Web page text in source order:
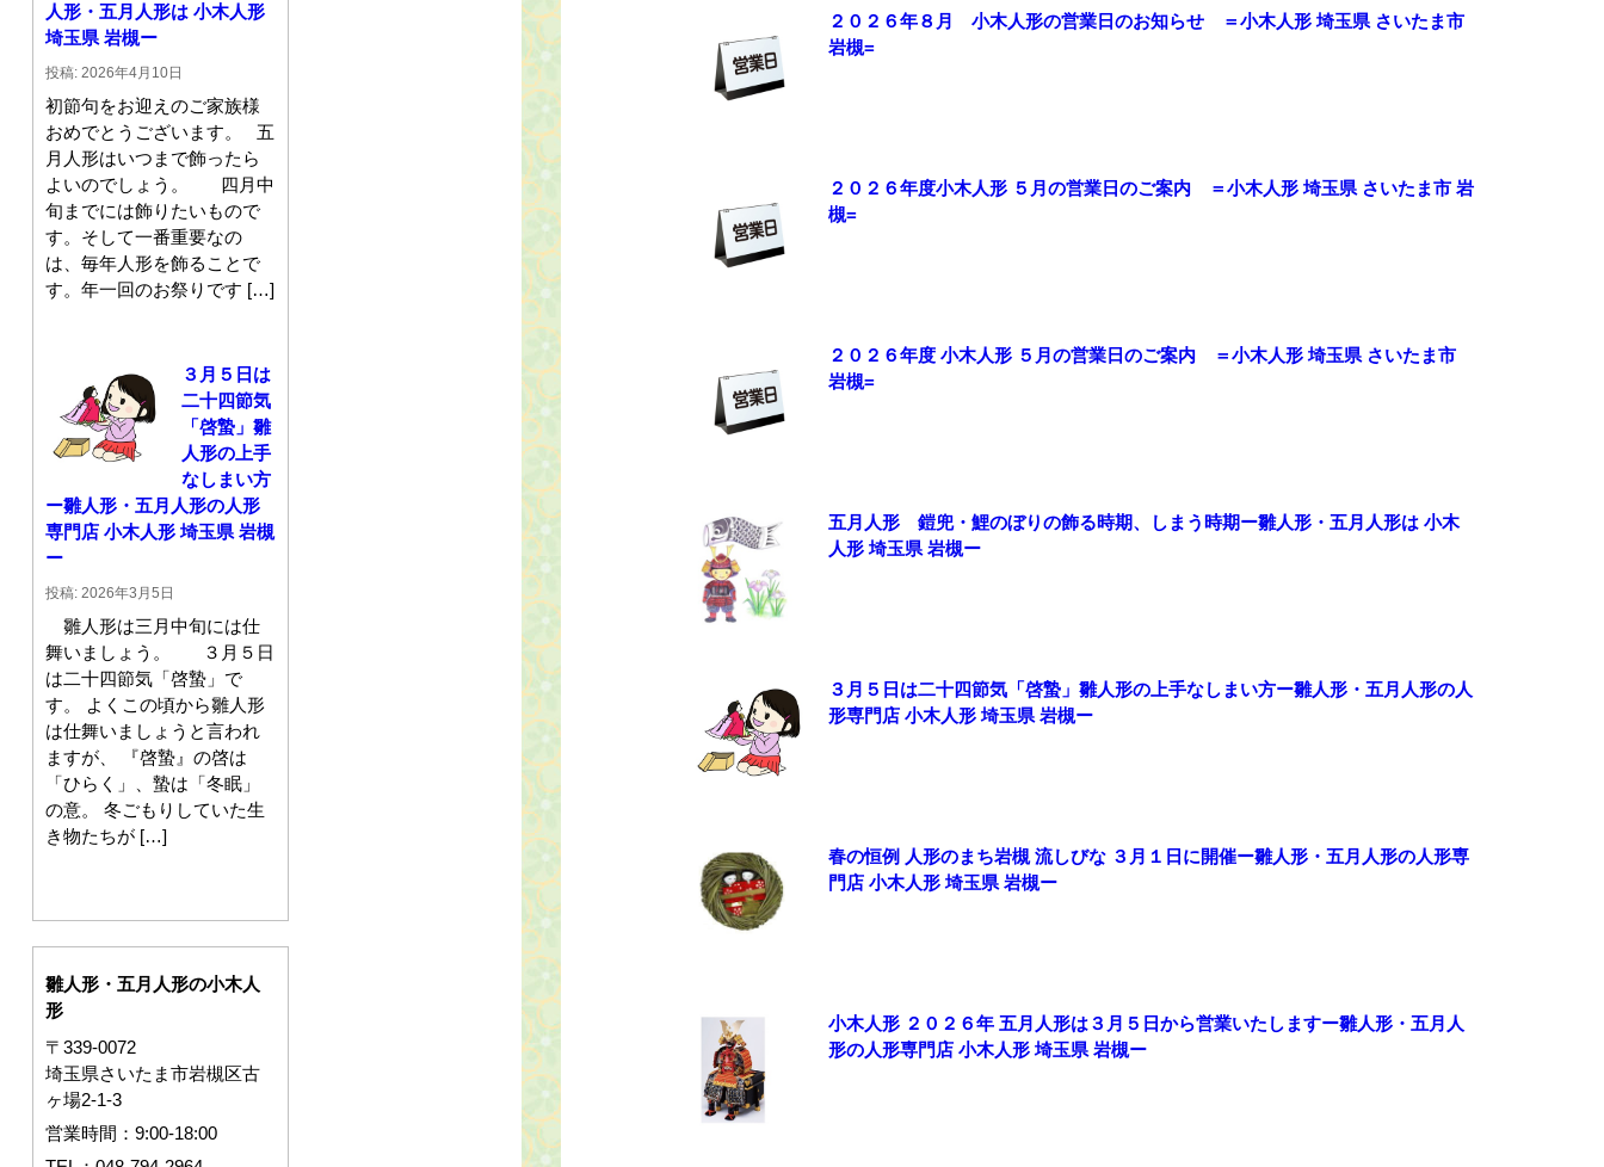
人形・五月人形は 小木人形
埼玉県 岩槻ー
投稿: 2026年4月10日
初節句をお迎えのご家族様
おめでとうございます。 五
月人形はいつまで飾ったら
よいのでしょう。 四月中
旬までには飾りたいもので
す。そして一番重要なの
は、毎年人形を飾ることで
す。年一回のお祭りです […]
３月５日は
二十四節気
「啓蟄」雛
人形の上手
なしまい方
ー雛人形・五月人形の人形
専門店 小木人形 埼玉県 岩槻
ー
投稿: 2026年3月5日
雛人形は三月中旬には仕
舞いましょう。 ３月５日
は二十四節気「啓蟄」で
す。 よくこの頃から雛人形
は仕舞いましょうと言われ
ますが、 『啓蟄』の啓は
「ひらく」、蟄は「冬眠」
の意。 冬ごもりしていた生
き物たちが […]
雛人形・五月人形の小木人
形
〒339-0072
埼玉県さいたま市岩槻区古
ヶ場2-1-3
営業時間：9:00-18:00
２０２６年８月 小木人形の営業日のお知らせ ＝小木人形 埼玉県 さいたま市
岩槻=
２０２６年度小木人形 ５月の営業日のご案内 ＝小木人形 埼玉県 さいたま市 岩
槻=
２０２６年度 小木人形 ５月の営業日のご案内 ＝小木人形 埼玉県 さいたま市
岩槻=
五月人形 鎧兜・鯉のぼりの飾る時期、しまう時期ー雛人形・五月人形は 小木
人形 埼玉県 岩槻ー
３月５日は二十四節気「啓蟄」雛人形の上手なしまい方ー雛人形・五月人形の人
形専門店 小木人形 埼玉県 岩槻ー
春の恒例 人形のまち岩槻 流しびな ３月１日に開催ー雛人形・五月人形の人形専
門店 小木人形 埼玉県 岩槻ー
小木人形 ２０２６年 五月人形は３月５日から営業いたしますー雛人形・五月人
形の人形専門店 小木人形 埼玉県 岩槻ー